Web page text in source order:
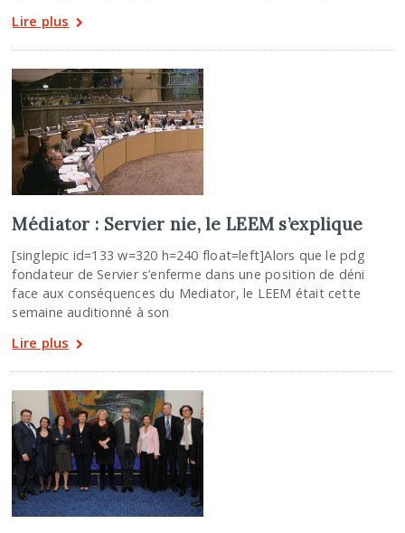
Lire plus
Médiator : Servier nie, le LEEM s’explique
[singlepic id=133 w=320 h=240 float=left]Alors que le pdg
fondateur de Servier s’enferme dans une position de déni
face aux conséquences du Mediator, le LEEM était cette
semaine auditionné à son
Lire plus